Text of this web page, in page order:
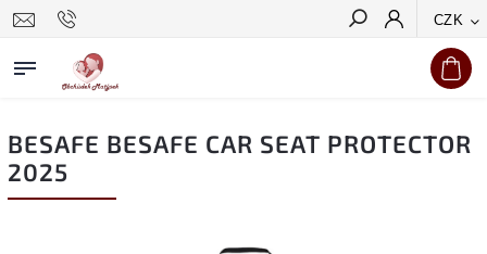
CZK
Hledat
BESAFE BESAFE CAR SEAT PROTECTOR
2025